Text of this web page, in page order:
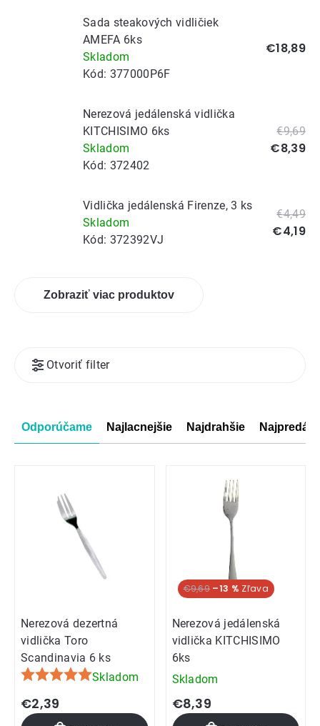
Sada steakových vidličiek
AMEFA 6ks
Skladom
Kód: 377000P6F
€18,89
Nerezová jedálenská vidlička
KITCHISIMO 6ks
Skladom
Kód: 372402
€9,69
€8,39
Vidlička jedálenská Firenze, 3 ks
Skladom
Kód: 372392VJ
€4,49
€4,19
Zobraziť viac produktov
Radenie
produktov
Odporúčame Najlacnejšie Najdrahšie
Otvoriť filter
Výpis
Nerezová dezertná
vidlička Toro
Scandinavia 6 ks
Priemerné
hodnotenie
produktu
Skladom
€2,39
€9,69 –13 %
Nerezová jedálenská
vidlička KITCHISIMO
6ks
Skladom
€8,39